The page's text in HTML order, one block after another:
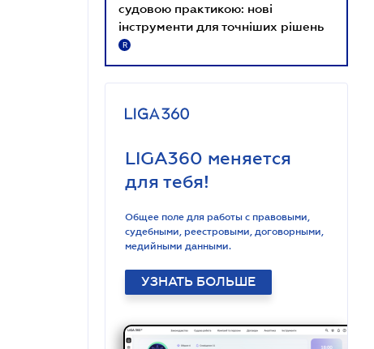
судовою практикою: нові
інструменти для точніших рішень
R
LIGA360 меняется
для тебя!
Общее поле для работы с правовыми,
судебными, реестровыми, договорными,
медийными данными.
УЗНАТЬ БОЛЬШЕ